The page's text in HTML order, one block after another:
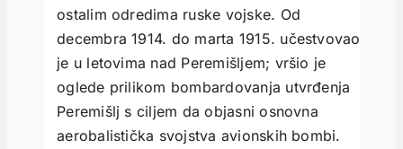
ostalim odredima ruske vojske. Od
decembra 1914. do marta 1915. učestvovao
je u letovima nad Peremišljem; vršio je
oglede prilikom bombardovanja utvrđenja
Peremišlj s ciljem da objasni osnovna
aerobalistička svojstva avionskih bombi.